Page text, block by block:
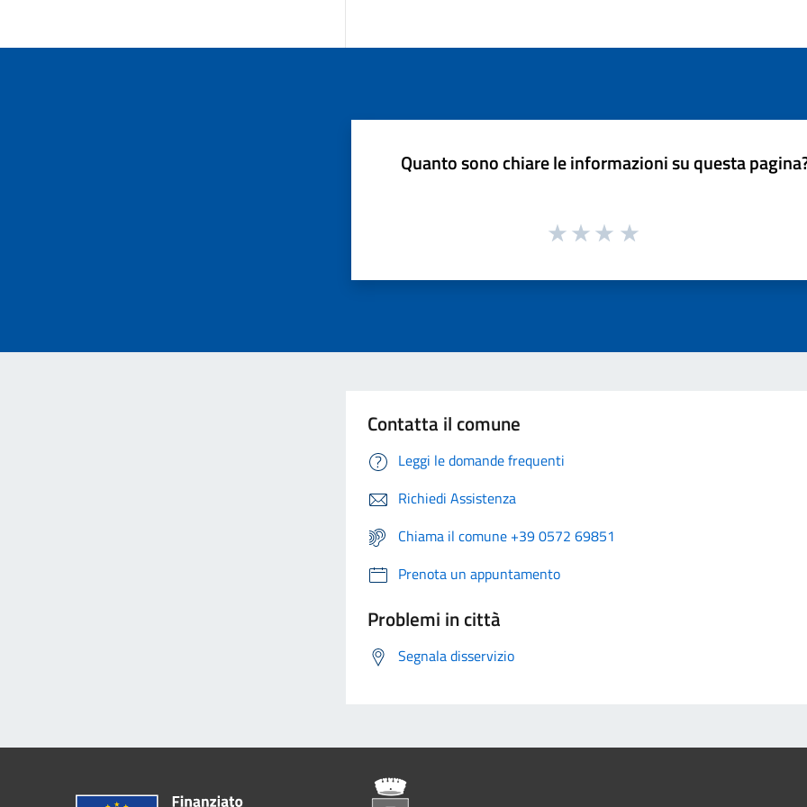
Quanto sono chiare le informazioni su questa
Contatta il comune
Leggi le domande frequenti
Richiedi Assistenza
Chiama il comune +39 0572 69851
Prenota un appuntamento
Problemi in città
Segnala disservizio